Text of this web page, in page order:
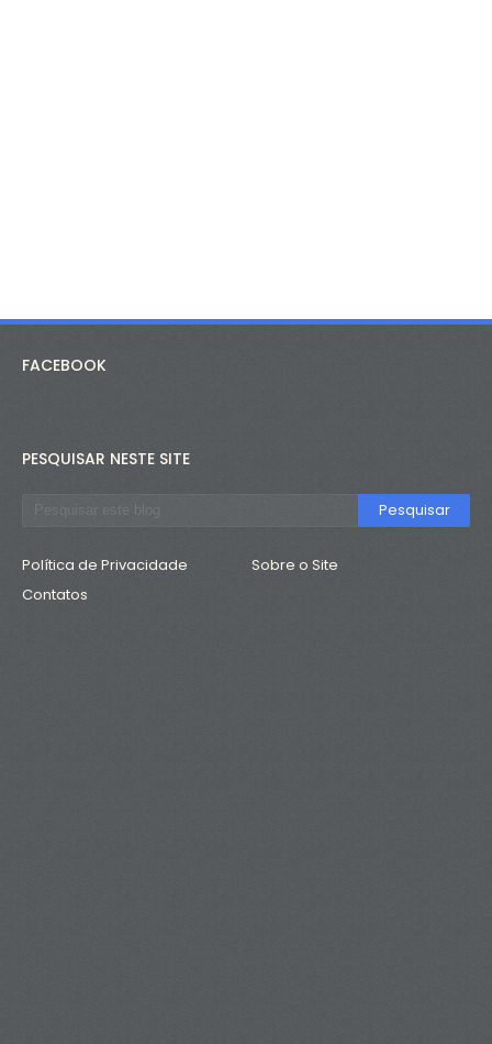
FACEBOOK
PESQUISAR NESTE SITE
Política de Privacidade
Sobre o Site
Contatos